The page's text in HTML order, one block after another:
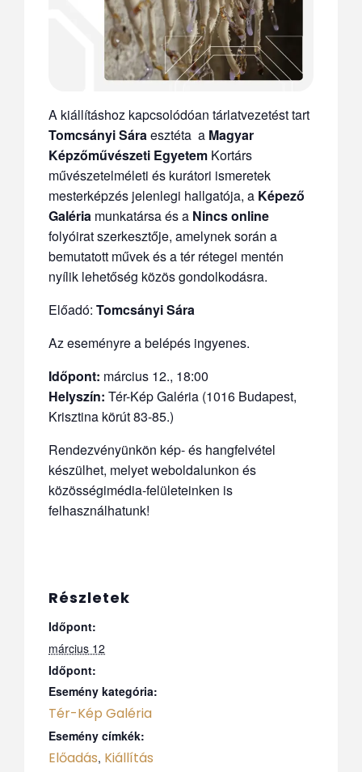
A kiállításhoz kapcsolódóan tárlatvezetést tart
Tomcsányi Sáraesztéta a Magyar
Képzőművészeti Egyetem Kortárs
művészetelméleti és kurátori ismeretek
mesterképzés jelenlegi hallgatója, a Képező
Galéria munkatársa és a Nincs online
folyóirat szerkesztője, amelynek során a
bemutatott művek és a tér rétegei mentén
nyílik lehetőség közös gondolkodásra.
Előadó: Tomcsányi Sára
Az eseményre a belépés ingyenes.
Időpont: március 12., 18:00
Helyszín: Tér-Kép Galéria (1016 Budapest,
Krisztina körút 83-85.)
Rendezvényünkön kép- és hangfelvétel
készülhet, melyet weboldalunkon és
közösségimédia-felületeinken is
felhasználhatunk!
Részletek
Időpont:
március 12
Időpont:
Esemény kategória:
Tér-Kép Galéria
Esemény címkék:
Előadás, Kiállítás